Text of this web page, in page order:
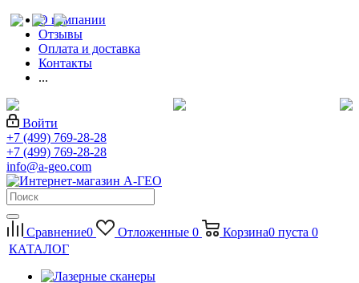
О компании
Отзывы
Оплата и доставка
Контакты
...
Войти
+7 (499) 769-28-28
+7 (499) 769-28-28
info@a-geo.com
Сравнение0 Отложенные 0 Корзина0 пуста 0
КАТАЛОГ